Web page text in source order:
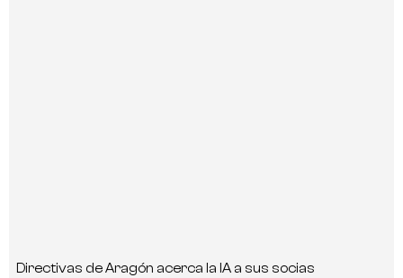
Directivas de Aragón acerca la IA a sus socias